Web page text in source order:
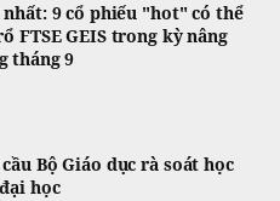
9 cổ phiếu "hot" có thể
FTSE GEIS trong kỳ nâng
tháng 9
cầu Bộ Giáo dục rà soát học
học